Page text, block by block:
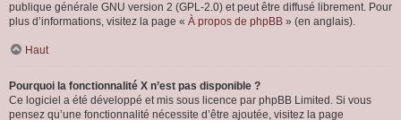
publique générale GNU version 2 (GPL-2.0) et peut être diffusé librement. Pour
plus d’informations, visitez la page « À propos de phpBB » (en anglais).
Haut
Pourquoi la fonctionnalité X n’est pas disponible ?
Ce logiciel a été développé et mis sous licence par phpBB Limited. Si vous
pensez qu’une fonctionnalité nécessite d’être ajoutée, visitez la page